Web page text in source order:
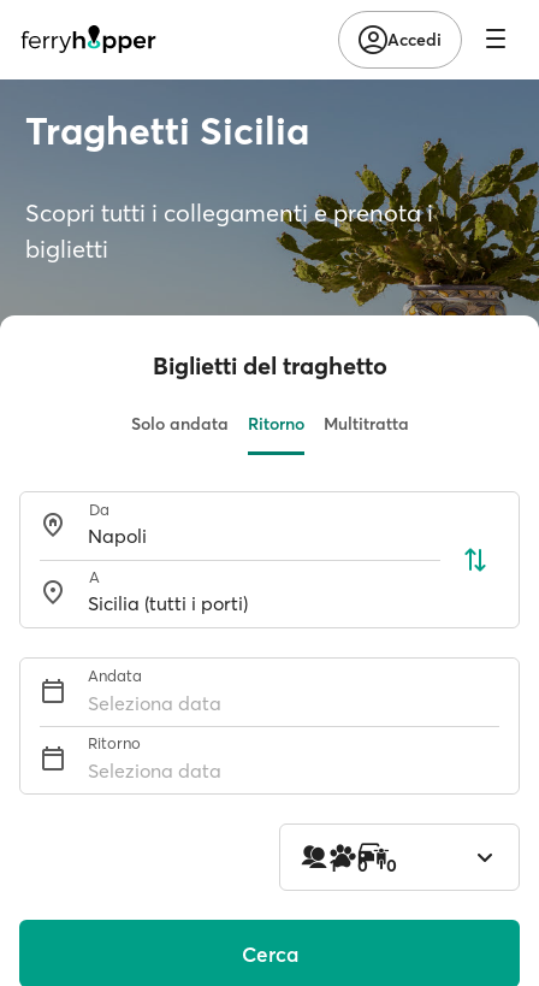
Accedi
Traghetti Sicilia
Scopri tutti i collegamenti e prenota i
biglietti
Biglietti del traghetto
Solo andata Ritorno Multitratta
Da
A
Andata
Seleziona data
Ritorno
Seleziona data
1 0 0
Cerca